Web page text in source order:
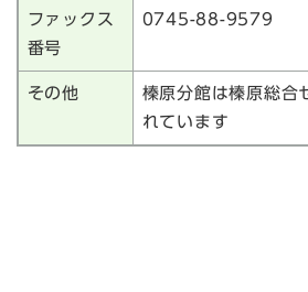
ファックス
番号
0745-88-9579
その他
榛原分館は榛原総合
れています